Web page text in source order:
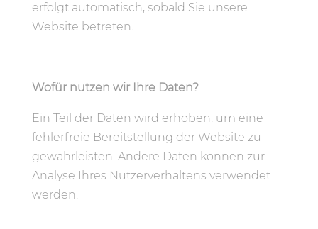
erfolgt automatisch, sobald Sie unsere
Website betreten.
Wofür nutzen wir Ihre Daten?
Ein Teil der Daten wird erhoben, um eine
fehlerfreie Bereitstellung der Website zu
gewährleisten. Andere Daten können zur
Analyse Ihres Nutzerverhaltens verwendet
werden.